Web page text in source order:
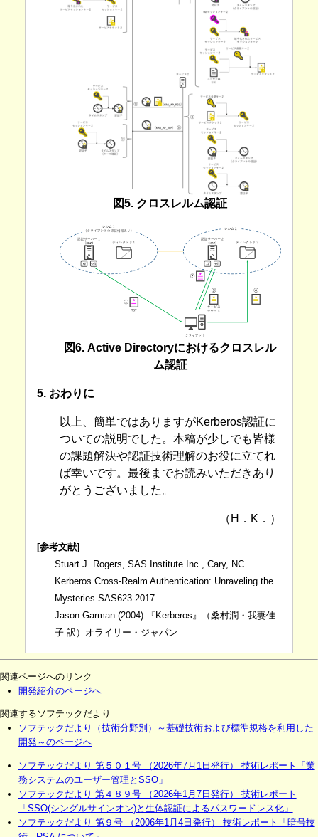
図5. クロスレルム認証
図6. Active Directoryにおけるクロスレル
ム認証
5. おわりに
以上、簡単ではありますがKerberos認証に
ついての説明でした。本稿が少しでも皆様
の課題解決や認証技術理解のお役に立てれ
ば幸いです。最後までお読みいただきあり
がとうございました。
（H．K．）
[参考文献]
Stuart J. Rogers, SAS Institute Inc., Cary, NC
Kerberos Cross-Realm Authentication: Unraveling the
Mysteries SAS623-2017
Jason Garman (2004) 『Kerberos』（桑村潤・我妻佳
子 訳）オライリー・ジャパン
関連ページへのリンク
開発紹介のページへ
関連するソフテックだより
ソフテックだより（技術分野別）～基礎技術および標準規格を利用した
開発～のページへ
ソフテックだより 第５０１号 （2026年7月1日発行） 技術レポート「業
務システムのユーザー管理とSSO」
ソフテックだより 第４８９号 （2026年1月7日発行） 技術レポート
「SSO(シングルサインオン)と生体認証によるパスワードレス化」
ソフテックだより 第９号 （2006年1月4日発行） 技術レポート「暗号技